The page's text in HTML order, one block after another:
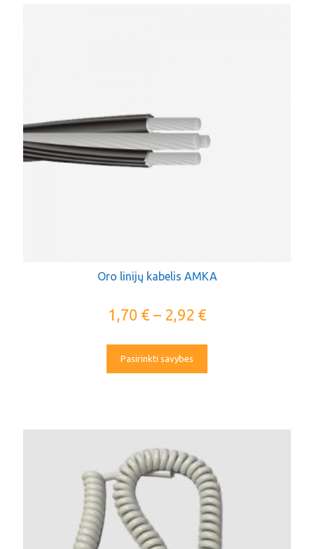
Oro linijų kabelis AMKA
1,70 €– 2,92 €
Pasirinkti savybes